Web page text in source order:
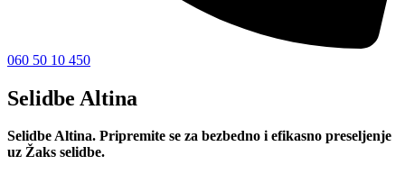
060 50 10 450
Selidbe Altina
Selidbe Altina. Pripremite se za bezbedno i efikasno preseljenje
uz Žaks selidbe.